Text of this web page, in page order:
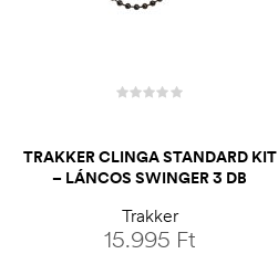
TRAKKER CLINGA STANDARD KIT
– LÁNCOS SWINGER 3 DB
Trakker
15.995 Ft